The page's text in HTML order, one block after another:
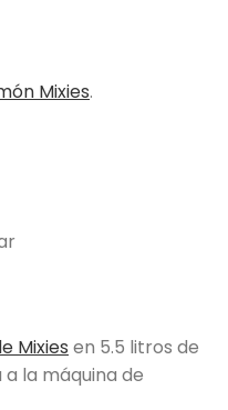
Mixies.
Mixies en 5.5 litros de
la máquina de